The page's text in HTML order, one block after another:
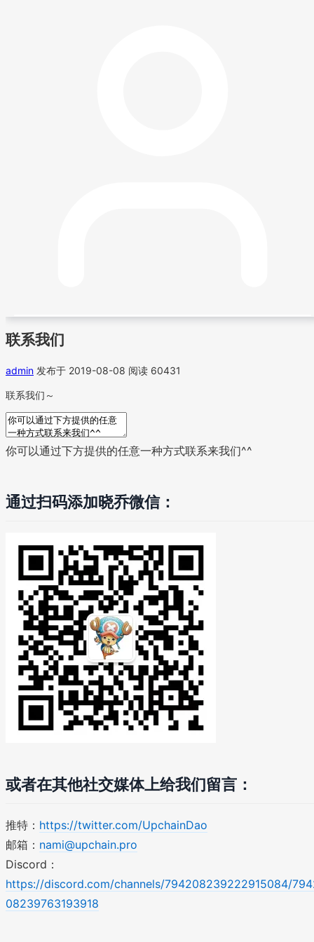
联系我们
admin 发布于 2019-08-08 阅读 60431
联系我们～
你可以通过下方提供的任意一种方式联系来我们^^
通过扫码添加晓乔微信：
或者在其他社交媒体上给我们留言：
推特： https://twitter.com/UpchainDao
邮箱： nami@upchain.pro
Discord：
https://discord.com/channels/794208239222915084/
08239763193918